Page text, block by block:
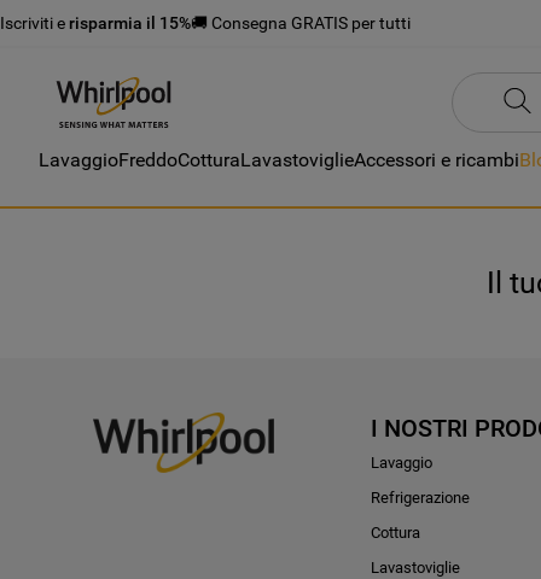
Iscriviti e risparmia il 15%🚚 Consegna GRATIS per tutti
LavaggioFreddoCotturaLavastoviglieAccessori e ricambi
Il
I NOSTRI
Lavaggio
Refrigerazione
Cottura
Lavastoviglie